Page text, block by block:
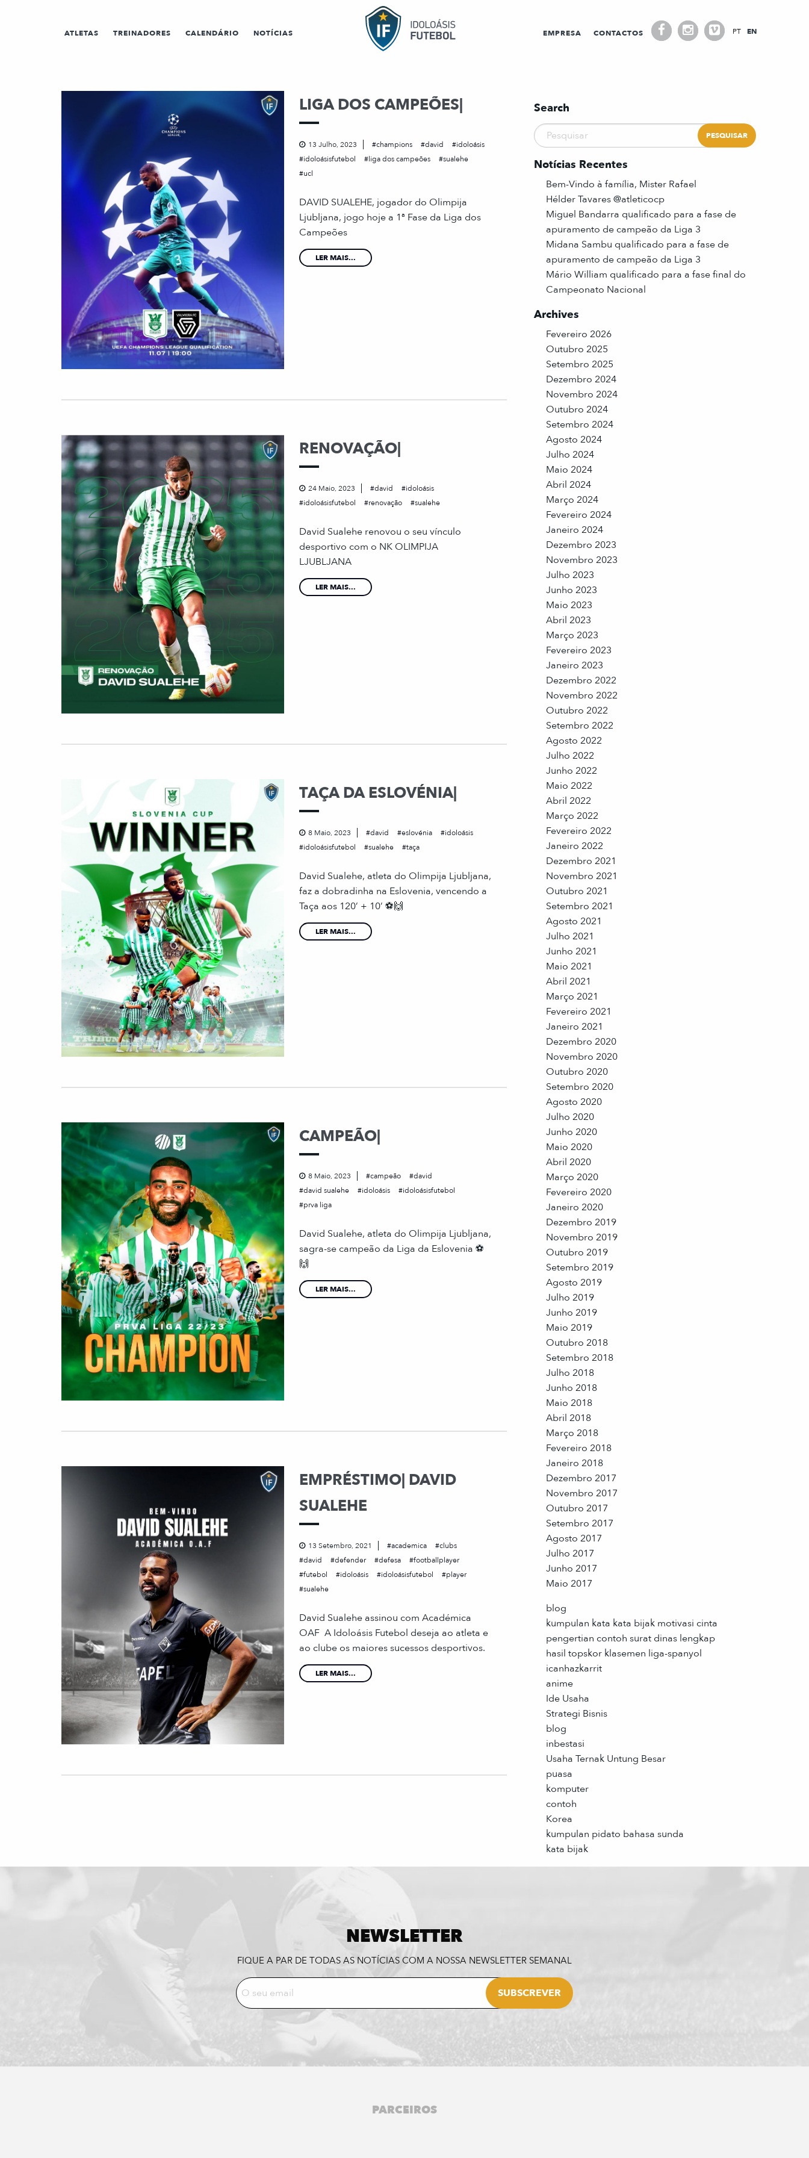
ATLETAS TREINADORES CALENDÁRIO NOTÍCIAS EMPRESA CONTACTOS PT EN
LIGA DOS CAMPEÕES|
13 Julho, 2023 champions david
idoloásis
idoloásisfutebol
liga dos campeões
sualehe
ucl
DAVID SUALEHE, jogador do Olimpija
Ljubljana, jogo hoje a 1ª Fase da Liga dos
Campeões
LER MAIS...
RENOVAÇÃO|
24 Maio, 2023 david
idoloásis
idoloásisfutebol
renovação sualehe
David Sualehe renovou o seu vínculo
desportivo com o NK OLIMPIJA
LJUBLJANA
LER MAIS...
TAÇA DA ESLOVÉNIA|
8 Maio, 2023 david eslovénia
idoloásis
idoloásisfutebol
sualehe taça
David Sualehe, atleta do Olimpija Ljubljana,
faz a dobradinha na Eslovenia, vencendo a
Taça aos 120’ + 10’ ⚽️🙌
LER MAIS...
CAMPEÃO|
8 Maio, 2023 campeão
david
david sualehe
idoloásis
idoloásisfutebol
prva liga
David Sualehe, atleta do Olimpija Ljubljana,
sagra-se campeão da Liga da Eslovenia ⚽️
🙌
LER MAIS...
EMPRÉSTIMO| DAVID
SUALEHE
13 Setembro, 2021 academica
clubs
david
defender defesa
footballplayer
futebol
idoloásis idoloásisfutebol
player
sualehe
David Sualehe assinou com Académica
OAF A Idoloásis Futebol deseja ao atleta e
ao clube os maiores sucessos desportivos.
LER MAIS...
Search
Notícias Recentes
Bem-Vindo à família, Mister Rafael
Hélder Tavares @atleticocp
Miguel Bandarra qualificado para a fase de
apuramento de campeão da Liga 3
Midana Sambu qualificado para a fase de
apuramento de campeão da Liga 3
Mário William qualificado para a fase final do
Campeonato Nacional
Archives
Fevereiro 2026
Outubro 2025
Setembro 2025
Dezembro 2024
Novembro 2024
Outubro 2024
Setembro 2024
Agosto 2024
Julho 2024
Maio 2024
Abril 2024
Março 2024
Fevereiro 2024
Janeiro 2024
Dezembro 2023
Novembro 2023
Julho 2023
Junho 2023
Maio 2023
Abril 2023
Março 2023
Fevereiro 2023
Janeiro 2023
Dezembro 2022
Novembro 2022
Outubro 2022
Setembro 2022
Agosto 2022
Julho 2022
Junho 2022
Maio 2022
Abril 2022
Março 2022
Fevereiro 2022
Janeiro 2022
Dezembro 2021
Novembro 2021
Outubro 2021
Setembro 2021
Agosto 2021
Julho 2021
Junho 2021
Maio 2021
Abril 2021
Março 2021
Fevereiro 2021
Janeiro 2021
Dezembro 2020
Novembro 2020
Outubro 2020
Setembro 2020
Agosto 2020
Julho 2020
Junho 2020
Maio 2020
Abril 2020
Março 2020
Fevereiro 2020
Janeiro 2020
Dezembro 2019
Novembro 2019
Outubro 2019
Setembro 2019
Agosto 2019
Julho 2019
Junho 2019
Maio 2019
Outubro 2018
Setembro 2018
Julho 2018
Junho 2018
Maio 2018
Abril 2018
Março 2018
Fevereiro 2018
Janeiro 2018
Dezembro 2017
Novembro 2017
Outubro 2017
Setembro 2017
Agosto 2017
Julho 2017
Junho 2017
Maio 2017
blog
kumpulan kata kata bijak motivasi cinta
pengertian contoh surat dinas lengkap
hasil topskor klasemen liga-spanyol
icanhazkarrit
anime
Ide Usaha
Strategi Bisnis
blog
inbestasi
Usaha Ternak Untung Besar
puasa
komputer
contoh
Korea
kumpulan pidato bahasa sunda
kata bijak
NEWSLETTER
FIQUE A PAR DE TODAS AS NOTÍCIAS COM A NOSSA NEWSLETTER SEMANAL
PARCEIROS